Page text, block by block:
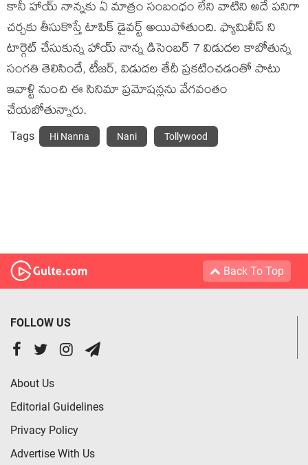
కానీ హాయ్ నాన్నకు ఏ మాత్రం సంబంధం లేని వాటిని అదే పనిగా
చర్చకు తీసుకొస్తే టాపిక్ డైవర్ట్ అయిపోతుంది. ఫ్యామిలీస్ ని
టార్గెట్ చేసుకున్న హాయ్ నాన్న డిసెంబర్ 7 విడుదల కాబోతున్న
సంగతి తెలిసిందే, టీజర్, విడుదల తేదీ ప్రకటించడంతో పాటు
ఇవాళ్టి నుంచి ఈ సినిమా ప్రమోషన్లను వేగవంతం
చేయబోతున్నారు.
Tags Hi Nanna Nani Tollywood
Back To Top
FOLLOW US
About Us
Editorial Guidelines
Privacy Policy
Advertise With Us